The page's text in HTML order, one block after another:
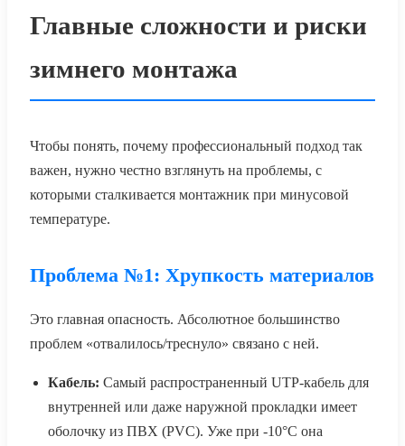
Главные сложности и риски
зимнего монтажа
Чтобы понять, почему профессиональный подход так
важен, нужно честно взглянуть на проблемы, с
которыми сталкивается монтажник при минусовой
температуре.
Проблема №1: Хрупкость материалов
Это главная опасность. Абсолютное большинство
проблем «отвалилось/треснуло» связано с ней.
Кабель: Самый распространенный UTP-кабель для
внутренней или даже наружной прокладки имеет
оболочку из ПВХ (PVC). Уже при -10°C она